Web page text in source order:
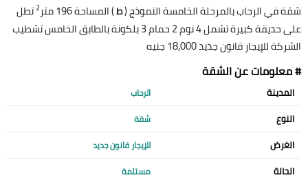
شقة في الرحاب بالمرحلة الخامسة النموذج (ط) المساحة 196 متر 2تطل
على حديقة كبيرة تشمل 4 نوم 2 حمام 3 بلكونة بالطابق الخامس تشطيب
الشركة للإيجار قانون جديد 18,000 جنيه
# معلومات عن الشقة
المدينة الرحاب
النوع شقة
الغرض للإيجار قانون جديد
الحالة مستلمة